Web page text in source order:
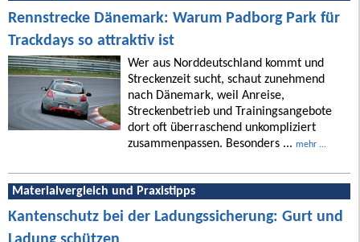
Rennstrecke Dänemark: Warum Padborg Park für
Trackdays so attraktiv ist
Wer aus Norddeutschland kommt und
Streckenzeit sucht, schaut zunehmend
nach Dänemark, weil Anreise,
Streckenbetrieb und Trainingsangebote
dort oft überraschend unkompliziert
zusammenpassen. Besonders ... mehr ...
Materialvergleich und Praxistipps
Kantenschutz bei der Ladungssicherung: Gurt und